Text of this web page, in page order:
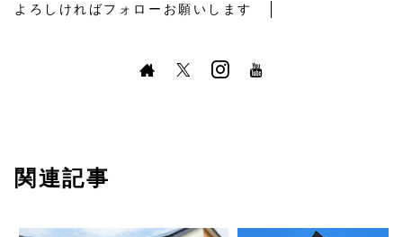
よろしければフォローお願いします
関連記事